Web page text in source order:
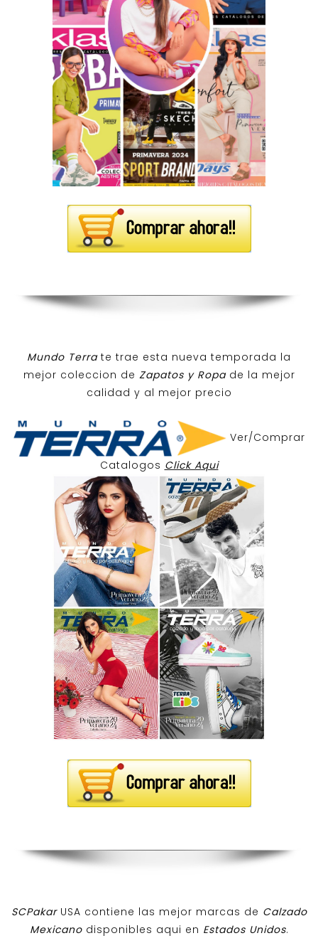
Mundo Terra te trae esta nueva temporada la
mejor coleccion de Zapatos y Ropa de la mejor
calidad y al mejor precio
Ver/Comprar
Catalogos Click Aqui
SCPakar USA contiene las mejor marcas de Calzado
Mexicanodisponibles aqui en Estados Unidos.